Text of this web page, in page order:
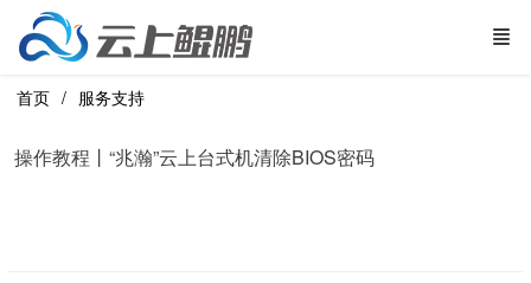
首页 服务支持
操作教程丨“兆瀚”云上台式机清除BIOS密码